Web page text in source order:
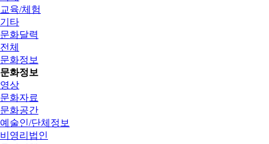
교육/체험
기타
문화달력
전체
문화정보
문화정보
영상
문화자료
문화공간
예술인/단체정보
비영리법인